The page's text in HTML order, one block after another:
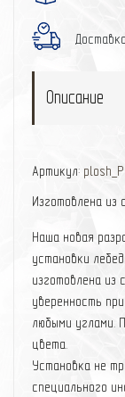
Доставка
Описание
Артикул:
Изготовлена из
Наша новая
установки
изготовлена
уверенность
любыми углами.
цвета.
Установка не
специального